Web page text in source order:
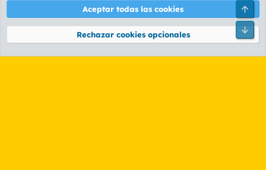
Términos y reglas Política de privacidad Ayuda
Community platform by XenForo® © 2010-2026 XenForo Ltd.
Aceptar todas las cookies
Rechazar cookies opcionales
Pie